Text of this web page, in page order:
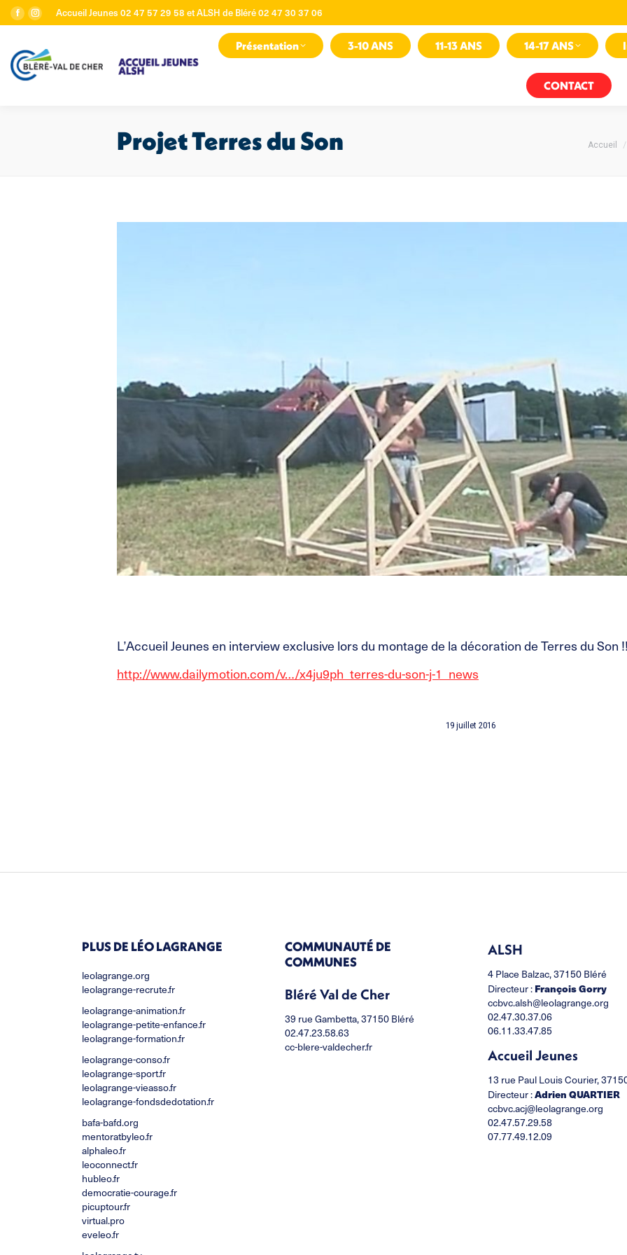
La
Facebook
s'ouvre
dans
La
Instagram
s'ouvre
dans
Accueil Jeunes 02 47 57 29 58 et ALSH de Bléré 02 47 30 37 06
Présentation 3-10 ANS 11-13 ANS 14-17 ANS
CONTACT
Projet Terres du Son Vous
Accueil
L’Accueil Jeunes en interview exclusive lors du montage de la décoration de Terres du Son
http://www.dailymotion.com/v…/x4ju9ph_terres-du-son-j-1_news
19 juillet 2016
PLUS DE LÉO LAGRANGE
leolagrange.org
leolagrange-recrute.fr
leolagrange-animation.fr
leolagrange-petite-enfance.fr
leolagrange-formation.fr
leolagrange-conso.fr
leolagrange-sport.fr
leolagrange-vieasso.fr
leolagrange-fondsdedotation.fr
bafa-bafd.org
mentoratbyleo.fr
alphaleo.fr
leoconnect.fr
hubleo.fr
democratie-courage.fr
picuptour.fr
virtual.pro
eveleo.fr
COMMUNAUTÉ DE
COMMUNES
Bléré Val de Cher
39 rue Gambetta, 37150 Bléré
02.47.23.58.63
cc-blere-valdecher.fr
ALSH
4 Place Balzac, 37150 Bléré
Directeur : François Gorry
ccbvc.alsh@leolagrange.org
02.47.30.37.06
06.11.33.47.85
Accueil Jeunes
13 rue Paul Louis Courier,
Directeur :Adrien QUARTIER
ccbvc.acj@leolagrange.org
02.47.57.29.58
07.77.49.12.09